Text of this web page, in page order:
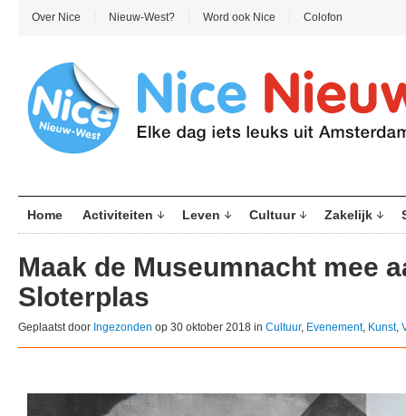
Over Nice Nieuw-West? Word ook Nice Colofon
Home Activiteiten Leven Cultuur Zakelijk
Maak de Museumnacht mee
Sloterplas
Geplaatst door Ingezonden op 30 oktober 2018 in Cultuur, Evenement, Kunst,